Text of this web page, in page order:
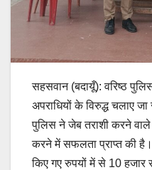
सहसवान (बदायूँ): वरिष्ठ
अपराधियों के विरुद्ध चलाए
पुलिस ने जेब तराशी करने वाले
करने में सफलता प्राप्त की
किए गए रुपयों में से 10 हजार